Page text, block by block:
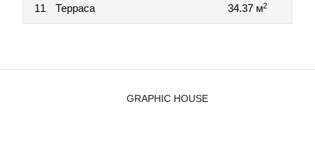
11 Терраса 34.37 м2
GRAPHIC HOUSE